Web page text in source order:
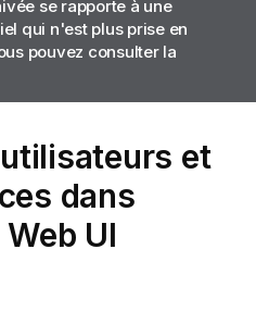
se rapporte à une
qui n'est plus prise en
pouvez consulter la
et
dans
UI